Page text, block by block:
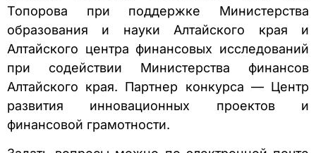
Топорова при поддержке Министерства
образования и науки Алтайского края и
Алтайского центра финансовых исследований
при содействии Министерства финансов
Алтайского края. Партнер конкурса — Центр
развития инновационных проектов и
финансовой грамотности.